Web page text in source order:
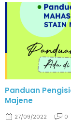
Panduan
Majene
27/09/2022 0